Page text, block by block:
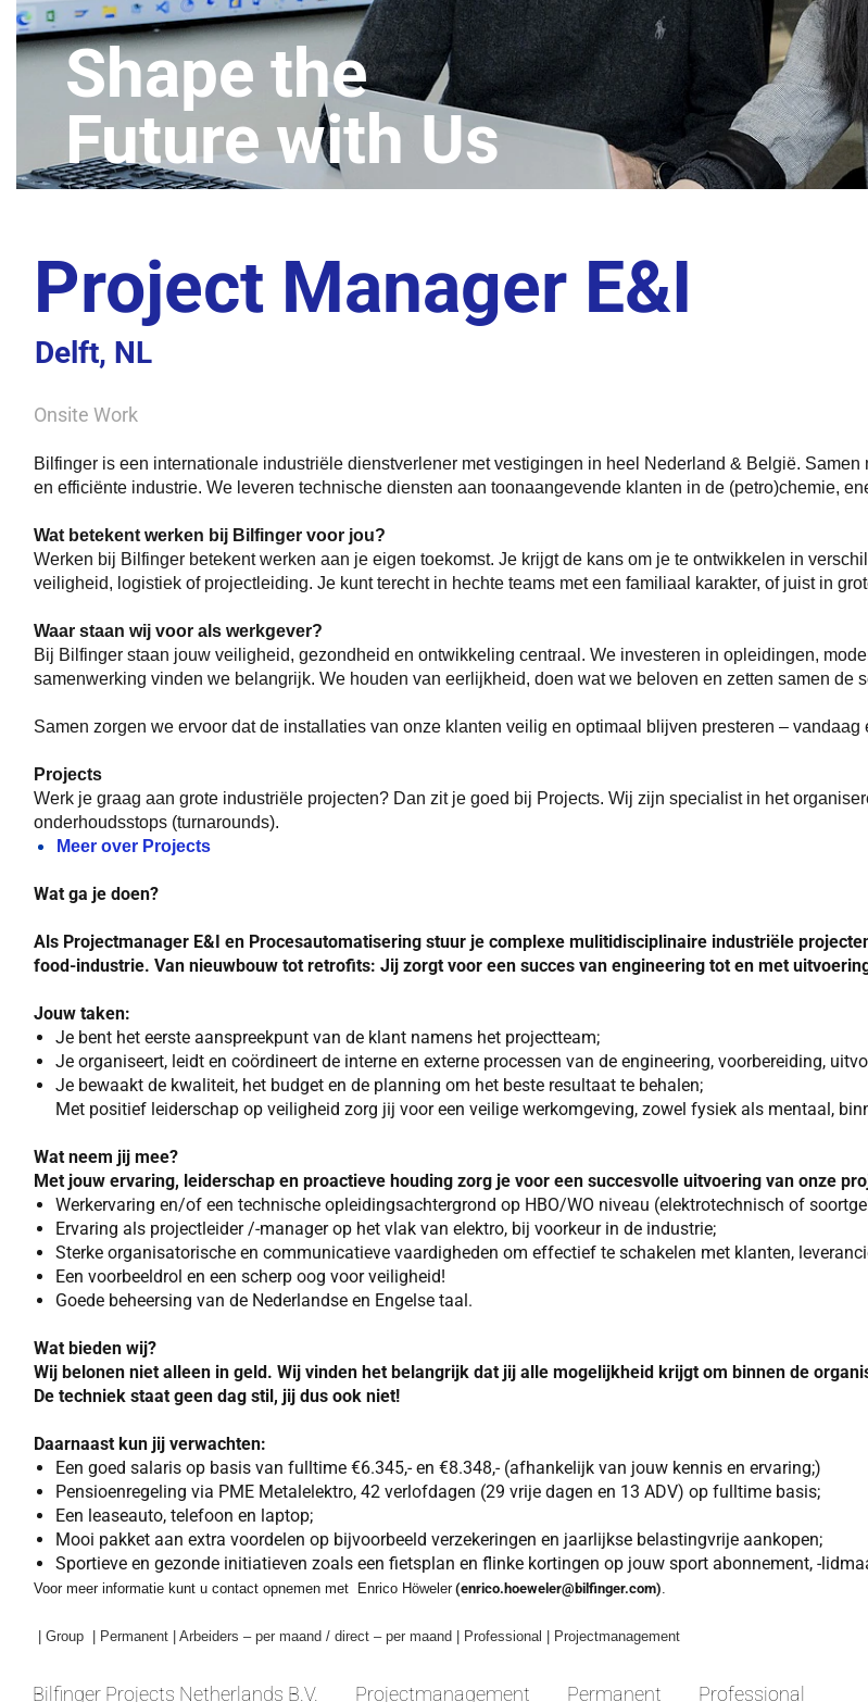
Project Manager E&I
Delft, NL
Onsite Work
Bilfinger is een internationale industriële dienstverlener met vestigingen in heel Nederland & België.
en efficiënte industrie. We leveren technische diensten aan toonaangevende klanten in de (petro)chemie,
Wat betekent werken bij Bilfinger voor jou?
Werken bij Bilfinger betekent werken aan je eigen toekomst. Je krijgt de kans om je te ontwikkelen in
veiligheid, logistiek of projectleiding. Je kunt terecht in hechte teams met een familiaal karakter, of juist in
Waar staan wij voor als werkgever?
Bij Bilfinger staan jouw veiligheid, gezondheid en ontwikkeling centraal. We investeren in opleidingen,
samenwerking vinden we belangrijk. We houden van eerlijkheid, doen wat we beloven en zetten samen de
Samen zorgen we ervoor dat de installaties van onze klanten veilig en optimaal blijven presteren – vandaag
Projects
Werk je graag aan grote industriële projecten? Dan zit je goed bij Projects. Wij zijn specialist in het
onderhoudsstops (turnarounds).
Meer over Projects
Wat ga je doen?
Als Projectmanager E&I en Procesautomatisering stuur je complexe mulitidisciplinaire industriële
food-industrie. Van nieuwbouw tot retrofits: Jij zorgt voor een succes van engineering tot en met
Jouw taken:
Je bent het eerste aanspreekpunt van de klant namens het projectteam;
Je organiseert, leidt en coördineert de interne en externe processen van de engineering, voorbereiding,
Je bewaakt de kwaliteit, het budget en de planning om het beste resultaat te behalen;
Met positief leiderschap op veiligheid zorg jij voor een veilige werkomgeving, zowel fysiek als mentaal,
Wat neem jij mee?
Met jouw ervaring, leiderschap en proactieve houding zorg je voor een succesvolle uitvoering van onze
Werkervaring en/of een technische opleidingsachtergrond op HBO/WO niveau (elektrotechnisch of
Ervaring als projectleider /-manager op het vlak van elektro, bij voorkeur in de industrie;
Sterke organisatorische en communicatieve vaardigheden om effectief te schakelen met klanten,
Een voorbeeldrol en een scherp oog voor veiligheid!
Goede beheersing van de Nederlandse en Engelse taal.
Wat bieden wij?
Wij belonen niet alleen in geld. Wij vinden het belangrijk dat jij alle mogelijkheid krijgt om binnen de
De techniek staat geen dag stil, jij dus ook niet!
Daarnaast kun jij verwachten:
Een goed salaris op basis van fulltime €6.345,- en €8.348,- (afhankelijk van jouw kennis en ervaring;)
Pensioenregeling via PME Metalelektro, 42 verlofdagen (29 vrije dagen en 13 ADV) op fulltime basis;
Een leaseauto, telefoon en laptop;
Mooi pakket aan extra voordelen op bijvoorbeeld verzekeringen en jaarlijkse belastingvrije aankopen;
Sportieve en gezonde initiatieven zoals een fietsplan en flinke kortingen op jouw sport abonnement, -
Voor meer informatie kunt u contact opnemen met Enrico Höweler(enrico.hoeweler@bilfinger.com).
| Group | Permanent | Arbeiders – per maand / direct – per maand | Professional | Projectmanagement
Bilfinger Projects Netherlands B.V. Projectmanagement Permanent Professional